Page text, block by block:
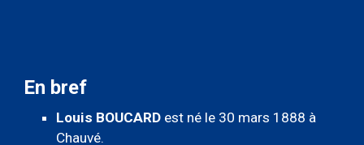
En bref
Louis BOUCARD est né le 30 mars 1888 à
Chauvé.